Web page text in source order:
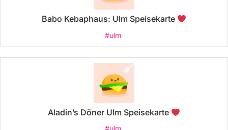
Babo Kebaphaus: Ulm Speisekarte
#ulm
Aladin’s Döner Ulm Speisekarte